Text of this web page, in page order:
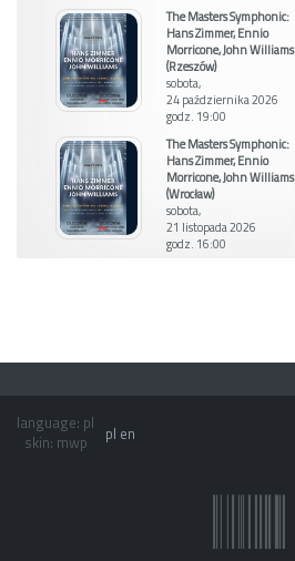
The Masters Symphonic:
Hans Zimmer, Ennio
Morricone, John Williams
(Rzeszów)
sobota,
24 października 2026
godz. 19:00
The Masters Symphonic:
Hans Zimmer, Ennio
Morricone, John Williams
(Wrocław)
sobota,
21 listopada 2026
godz. 16:00
language: pl
skin: mwp
pl en